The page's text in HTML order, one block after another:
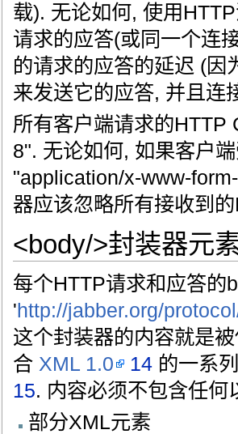
载). 无论如何, 使用
请求的应答(或同一个连
的请求的应答的延迟 (因
来发送它的应答, 并且连
所有客户端请求的HTTP
8". 无论如何, 如果客户
"application/x-www-
器应该忽略所有接收到
<body/>封装器元
每个HTTP请求和应答的
'http://jabber.org/
这个封装器的内容就是
合 XML 1.0 14的一系
15. 内容必须不包含任
部分XML元素